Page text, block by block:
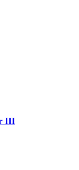
III